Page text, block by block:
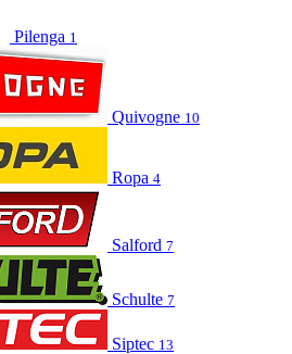
Pilenga 1
Quivogne 10
Ropa 4
Salford 7
Schulte 7
Siptec 13